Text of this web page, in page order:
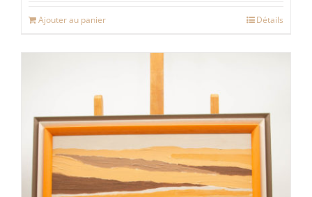
Ajouter au panier Détails